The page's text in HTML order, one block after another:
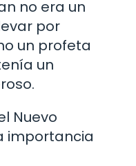
no era un
por
un profeta
un
Nuevo
importancia